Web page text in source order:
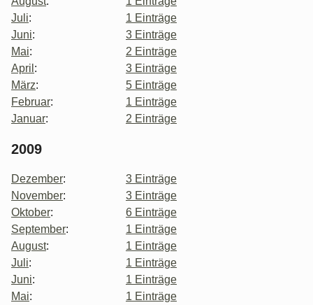
Juli:
1 Einträge
Juni:
3 Einträge
Mai:
2 Einträge
April :
3 Einträge
März:
5 Einträge
Februar:
1 Einträge
Januar: 2 Einträge
2009
Dezember:
3 Einträge
November:
3 Einträge
Oktober:
6 Einträge
September:
1 Einträge
August:
1 Einträge
Juli:
1 Einträge
Juni:
1 Einträge
Mai: 1 Einträge